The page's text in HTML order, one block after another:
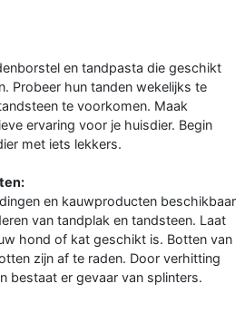
en tandpasta die geschikt
Probeer hun tanden wekelijks te
te voorkomen. Maak
ervaring voor je huisdier. Begin
met iets lekkers.
en kauwproducten beschikbaar
van tandplak en tandsteen. Laat
hond of kat geschikt is. Botten van
zijn af te raden. Door verhitting
bestaat er gevaar van splinters.